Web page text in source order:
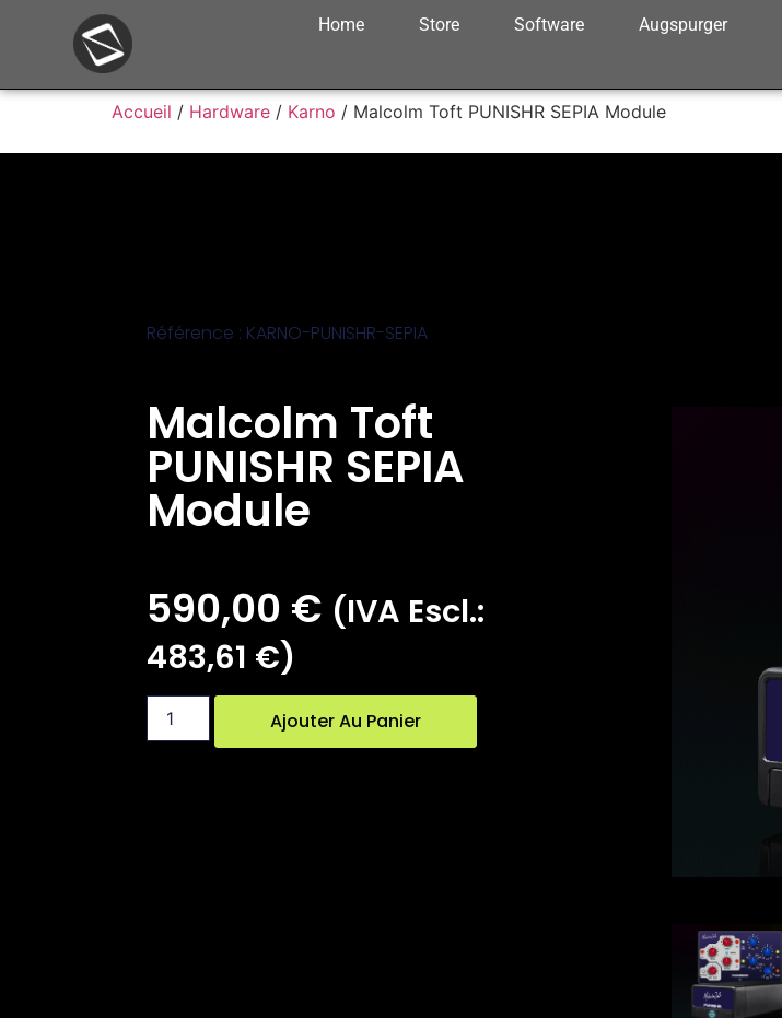
Home Store Software Augspurger
Accueil / Hardware / Karno / Malcolm Toft PUNISHR SEPIA Module
Référence : KARNO-PUNISHR-SEPIA
Malcolm Toft
PUNISHR SEPIA
Module
590,00 € (IVA Escl.:
483,61 €)
Ajouter Au Panier